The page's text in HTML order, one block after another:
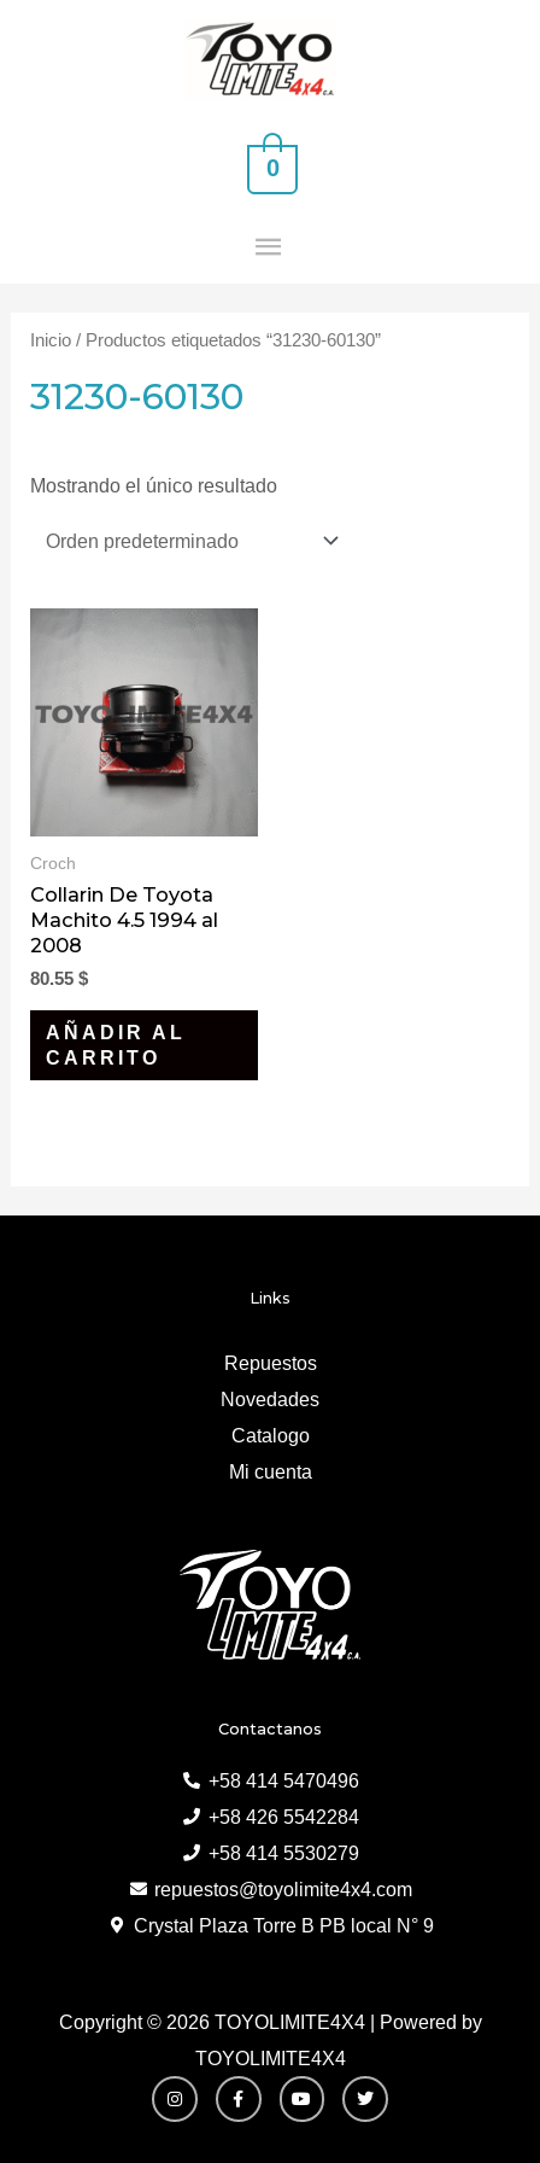
MENÚ
PRINCIPAL
0
Inicio / Productos etiquetados “31230-60130”
31230-60130
Mostrando el único resultado
Croch
Collarin De Toyota
Machito 4.5 1994 al
2008
80.55$
AÑADIR AL
CARRITO
Contactanos
+58 414 5470496
+58 426 5542284
+58 414 5530279
repuestos@toyolimite4x4.com
Crystal Plaza Torre B PB local N° 9
Links
Repuestos
Novedades
Catalogo
Mi cuenta
Copyright © 2026 TOYOLIMITE4X4 | Powered by
TOYOLIMITE4X4
I
n
s
F
a
c
Y
o
u
T
w
i